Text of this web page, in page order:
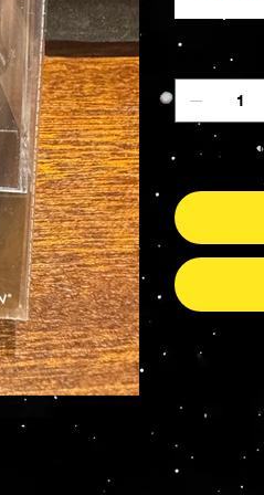
Anzahl
Nur noch
Prop Replicas & More
Autographs -